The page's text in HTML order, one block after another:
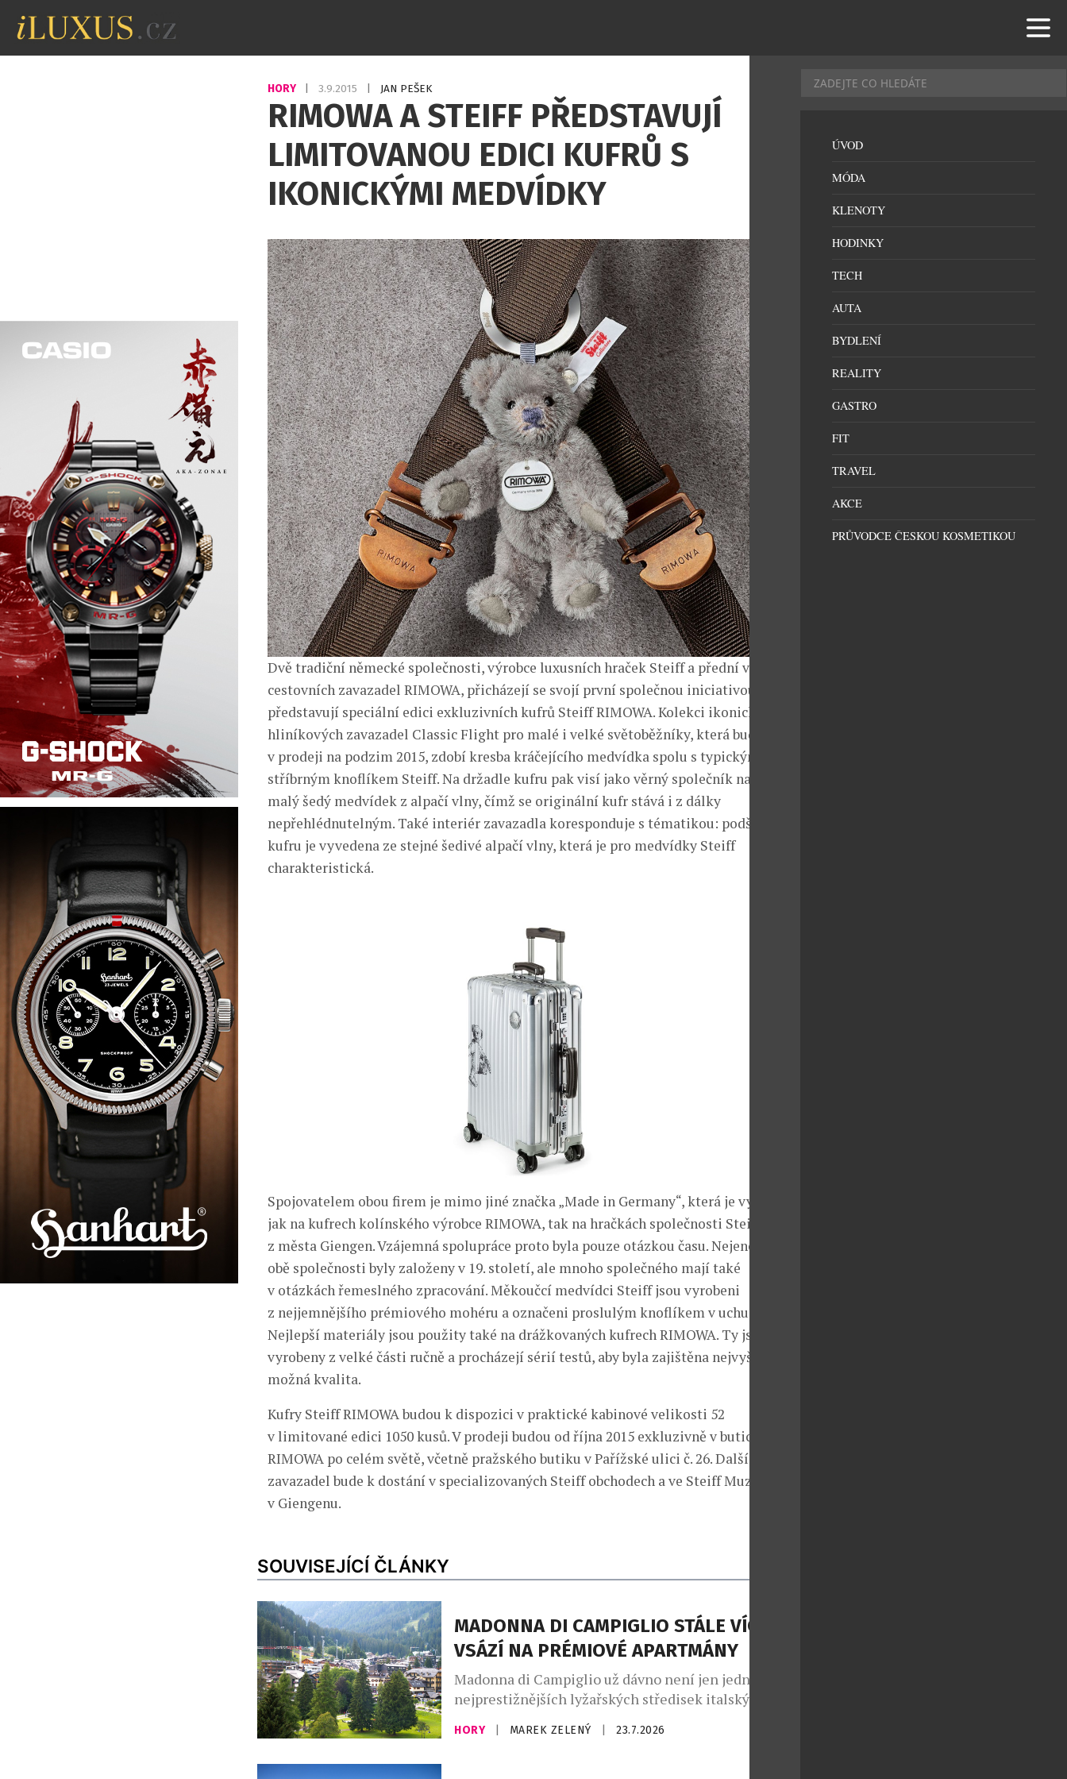
HORY 3.9.2015 JAN PEŠEK
RIMOWA A STEIFF PŘEDSTAVUJÍ
LIMITOVANOU EDICI KUFRŮ S
IKONICKÝMI MEDVÍDKY
Dvě tradiční německé společnosti, výrobce luxusních hraček Steiff a přední výrobce
cestovních zavazadel RIMOWA, přicházejí se svojí první společnou iniciativou a
představují speciální edici exkluzivních kufrů Steiff RIMOWA. Kolekci ikonických
hliníkových zavazadel Classic Flight pro malé i velké světoběžníky, která bude
v prodeji na podzim 2015, zdobí kresba kráčejícího medvídka spolu s typickým
stříbrným knoflíkem Steiff. Na držadle kufru pak visí jako věrný společník na cesty
malý šedý medvídek z alpačí vlny, čímž se originální kufr stává i z dálky
nepřehlédnutelným. Také interiér zavazadla koresponduje s tématikou: podšívka
kufru je vyvedena ze stejné šedivé alpačí vlny, která je pro medvídky Steiff
charakteristická.
Spojovatelem obou firem je mimo jiné značka „Made in Germany“, která je vyražena
jak na kufrech kolínského výrobce RIMOWA, tak na hračkách společnosti Steiff
z města Giengen. Vzájemná spolupráce proto byla pouze otázkou času. Nejenom, že
obě společnosti byly založeny v 19. století, ale mnoho společného mají také
v otázkách řemeslného zpracování. Měkoučcí medvídci Steiff jsou vyrobeni
z nejjemnějšího prémiového mohéru a označeni proslulým knoflíkem v uchu.
Nejlepší materiály jsou použity také na drážkovaných kufrech RIMOWA. Ty jsou
vyrobeny z velké části ručně a procházejí sérií testů, aby byla zajištěna nejvyšší
možná kvalita.
Kufry Steiff RIMOWA budou k dispozici v praktické kabinové velikosti 52
v limitované edici 1050 kusů. V prodeji budou od října 2015 exkluzivně v buticích
RIMOWA po celém světě, včetně pražského butiku v Pařížské ulici č. 26. Dalších 250
zavazadel bude k dostání v specializovaných Steiff obchodech a ve Steiff Muzeu
v Giengenu.
SOUVISEJÍCÍ ČLÁNKY
MADONNA DI CAMPIGLIO STÁLE VÍCE
VSÁZÍ NA PRÉMIOVÉ APARTMÁNY
Madonna di Campiglio už dávno není jen jedním z
nejprestižnějších lyžařských středisek italských
alpskou adresu, kde se snoubí prvotřídní
HORY MAREK ZELENÝ 23.7.2026
ÚVOD
MÓDA
KLENOTY
HODINKY
TECH
AUTA
BYDLENÍ
REALITY
GASTRO
FIT
TRAVEL
AKCE
PRŮVODCE ČESKOU KOSMETIKOU